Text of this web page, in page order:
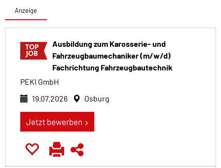
Anzeige
Ausbildung zum Karosserie- und
Fahrzeugbaumechaniker (m/w/d)
Fachrichtung Fahrzeugbautechnik
PEKI GmbH
19.07.2026
Osburg
Jetzt bewerben